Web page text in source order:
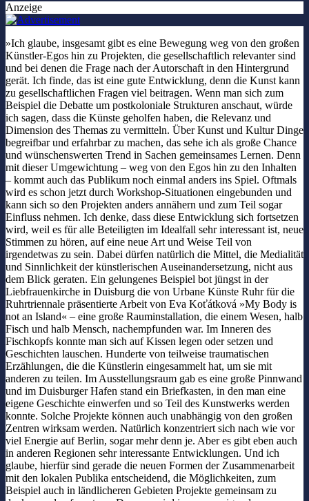
Anzeige
»Ich glaube, insgesamt gibt es eine Bewegung weg von den großen
Künstler-Egos hin zu Projekten, die gesellschaftlich relevanter sind
und bei denen die Frage nach der Autorschaft in den Hintergrund
gerät. Ich finde, das ist eine gute Entwicklung, denn die Kunst kann
zu gesellschaftlichen Fragen viel beitragen. Wenn man sich zum
Beispiel die Debatte um postkoloniale Strukturen anschaut, würde
ich sagen, dass die Künste geholfen haben, die Relevanz und
Dimension des Themas zu vermitteln. Über Kunst und Kultur Dinge
begreifbar und erfahrbar zu machen, das sehe ich als große Chance
und wünschenswerten Trend in Sachen gemeinsames Lernen. Denn
mit dieser Umgewichtung – weg von den Egos hin zu den Inhalten
– kommt auch das Publikum noch einmal anders ins Spiel. Oftmals
wird es schon jetzt durch Workshop-Situationen eingebunden und
kann sich so den Projekten anders annähern und zum Teil sogar
Einfluss nehmen. Ich denke, dass diese Entwicklung sich fortsetzen
wird, weil es für alle Beteiligten im Idealfall sehr interessant ist, neue
Stimmen zu hören, auf eine neue Art und Weise Teil von
irgendetwas zu sein. Dabei dürfen natürlich die Mittel, die Medialität
und Sinnlichkeit der künstlerischen Auseinandersetzung, nicht aus
dem Blick geraten. Ein gelungenes Beispiel bot jüngst in der
Liebfrauenkirche in Duisburg die von Urbane Künste Ruhr für die
Ruhrtriennale präsentierte Arbeit von Eva Koťátková »My Body is
not an Island« – eine große Rauminstallation, die einem Wesen, halb
Fisch und halb Mensch, nachempfunden war. Im Inneren des
Fischkopfs konnte man sich auf Kissen legen oder setzen und
Geschichten lauschen. Hunderte von teilweise traumatischen
Erzählungen, die die Künstlerin eingesammelt hat, um sie mit
anderen zu teilen. Im Ausstellungsraum gab es eine große Pinnwand
und im Duisburger Hafen stand ein Briefkasten, in den man eine
eigene Geschichte einwerfen und so Teil des Kunstwerks werden
konnte. Solche Projekte können auch unabhängig von den großen
Zentren wirksam werden. Natürlich konzentriert sich nach wie vor
viel Energie auf Berlin, sogar mehr denn je. Aber es gibt eben auch
in anderen Regionen sehr interessante Entwicklungen. Und ich
glaube, hierfür sind gerade die neuen Formen der Zusammenarbeit
mit den lokalen Publika entscheidend, die Möglichkeiten, zum
Beispiel auch in ländlicheren Gebieten Projekte gemeinsam zu